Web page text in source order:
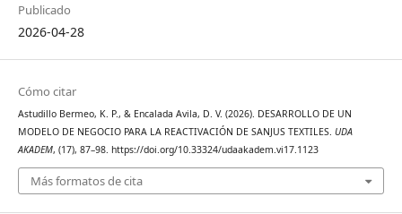
Publicado
2026-04-28
Cómo citar
Astudillo Bermeo, K. P., & Encalada Avila, D. V. (2026). DESARROLLO DE UN
MODELO DE NEGOCIO PARA LA REACTIVACIÓN DE SANJUS TEXTILES. UDA
AKADEM, (17), 87–98. https://doi.org/10.33324/udaakadem.vi17.1123
Más formatos de cita